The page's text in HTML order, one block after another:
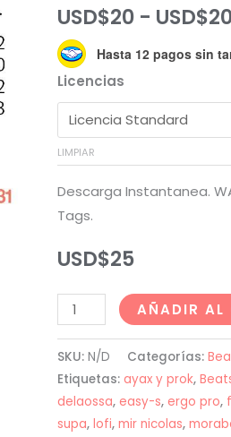
USD$20 - USD$
Hasta 12 pagos sin
Licencias
LIMPIAR
Descarga Instantanea.
Tags.
USD$25
Fanso
(Craneo
x
Lasser)
Type
Beat
AÑADIR AL
SKU: N/D Categorías:
Etiquetas: ayax y prok,
delaossa, easy-s, ergo pro,
supa, lofi, mir nicolas,